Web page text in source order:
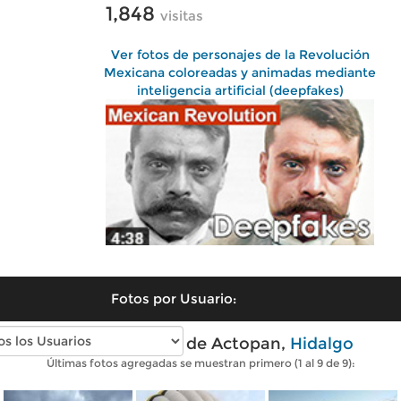
1,848 visitas
Ver fotos de personajes de la Revolución
Mexicana coloreadas y animadas mediante
inteligencia artificial (deepfakes)
Fotos por Usuario:
Fotos modernas de Actopan, Hidalgo
Últimas fotos agregadas se muestran primero (1 al 9 de 9):